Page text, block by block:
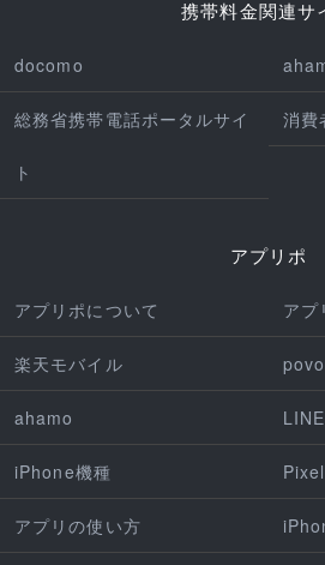
携帯料金関連サ
docomo
総務省携帯電話ポータルサイ
ト
消費
アプリポ
アプリポについて アプ
楽天モバイル povo
ahamo
iPhone機種
アプリの使い方